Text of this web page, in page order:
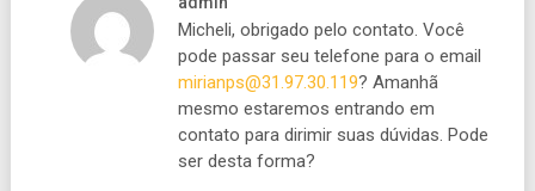
Micheli, obrigado pelo contato. Você
pode passar seu telefone para o email
mirianps@31.97.30.119? Amanhã
mesmo estaremos entrando em
contato para dirimir suas dúvidas. Pode
ser desta forma?